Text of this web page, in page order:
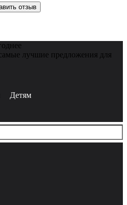
отзыв
лучшие предложения для
Детям